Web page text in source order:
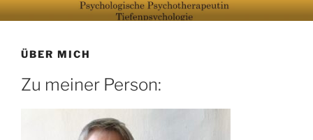
Zum
InhaltDIPL.-PSYCH. J. HEYNE
ÜBER MICH
Zu meiner Person: